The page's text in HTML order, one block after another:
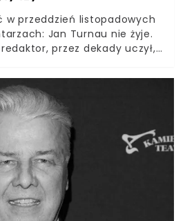
w przeddzień listopadowych
Jan Turnau nie żyje.
przez dekady uczył,
Miał 92 lata i do końca
„Arce Noego” – rubryce, w
z łagodnym uporem
felietonisty.